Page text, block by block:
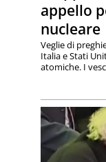
appello
nucleare
Veglie di
Italia e Stati
atomiche. I